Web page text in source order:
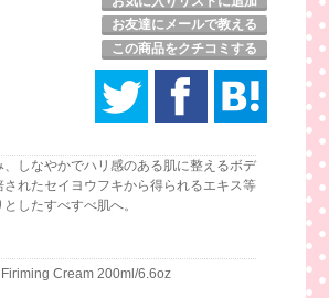
お友達にメールで教える
この商品をクチコミする
しなやかでハリ感のある肌に整えるボデ
れたセイヨウフキから得られるエキス等
したすべすべ肌へ。
Cream 200ml/6.6oz